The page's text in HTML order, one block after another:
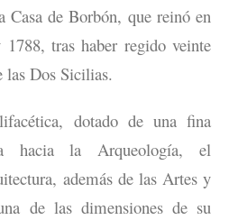
Casa de Borbón, que reinó en
tras haber regido veinte
las Dos Sicilias.
dotado de una fina
hacia la Arqueología, el
además de las Artes y
de las dimensiones de su